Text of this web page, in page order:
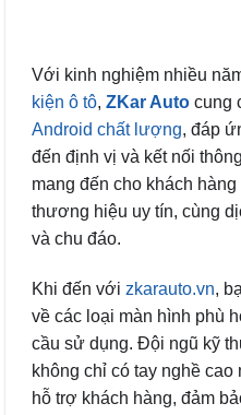
Với kinh nghiệm nhiều
kiện ô tô, ZKar Auto cung
Android chất lượng, đáp
đến định vị và kết nối
mang đến cho khách
thương hiệu uy tín, cùng
và chu đáo.
Khi đến với zkarauto.vn,
về các loại màn hình phù
cầu sử dụng. Đội ngũ kỹ
không chỉ có tay nghề
hỗ trợ khách hàng, đảm